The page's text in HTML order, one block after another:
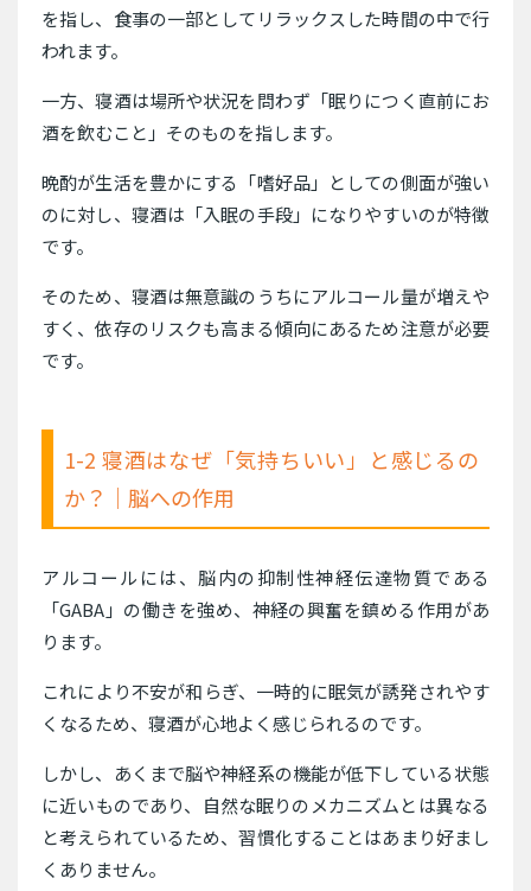
を指し、食事の一部としてリラックスした時間の中で行
われます。
一方、寝酒は場所や状況を問わず「眠りにつく直前にお
酒を飲むこと」そのものを指します。
晩酌が生活を豊かにする「嗜好品」としての側面が強い
のに対し、寝酒は「入眠の手段」になりやすいのが特徴
です。
そのため、寝酒は無意識のうちにアルコール量が増えや
すく、依存のリスクも高まる傾向にあるため注意が必要
です。
1-2 寝酒はなぜ「気持ちいい」と感じるの
か？｜脳への作用
アルコールには、脳内の抑制性神経伝達物質である
「GABA」の働きを強め、神経の興奮を鎮める作用があ
ります。
これにより不安が和らぎ、一時的に眠気が誘発されやす
くなるため、寝酒が心地よく感じられるのです。
しかし、あくまで脳や神経系の機能が低下している状態
に近いものであり、自然な眠りのメカニズムとは異なる
と考えられているため、習慣化することはあまり好まし
くありません。